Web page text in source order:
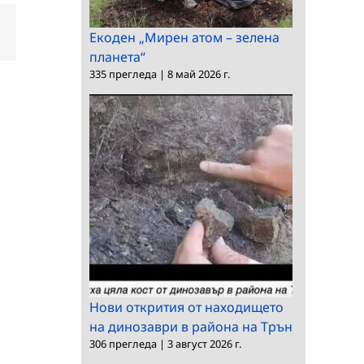
Електронна
Екоден „Мирен атом – зелена
планета“
335 прегледа | 8 май 2026 г.
Нови открития от находището
на динозаври в района на Трън
306 прегледа | 3 август 2026 г.